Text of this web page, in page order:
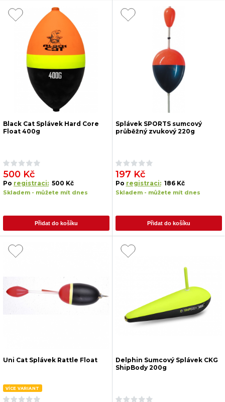
Black Cat Splávek Hard Core
Float 400g
500 Kč
Po registraci: 500 Kč
Skladem - můžete mít dnes
Přidat do košíku
Splávek SPORTS sumcový
průběžný zvukový 220g
197 Kč
Po registraci: 186 Kč
Skladem - můžete mít dnes
Přidat do košíku
Uni Cat Splávek Rattle Float
VÍCE VARIANT
Delphin Sumcový Splávek CKG
ShipBody 200g